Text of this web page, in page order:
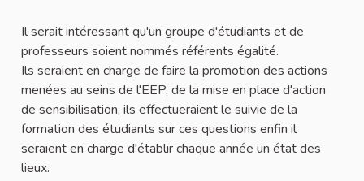
Il serait intéressant qu'un groupe d'étudiants et de
professeurs soient nommés référents égalité.
Ils seraient en charge de faire la promotion des actions
menées au seins de l'EEP, de la mise en place d'action
de sensibilisation, ils effectueraient le suivie de la
formation des étudiants sur ces questions enfin il
seraient en charge d'établir chaque année un état des
lieux.